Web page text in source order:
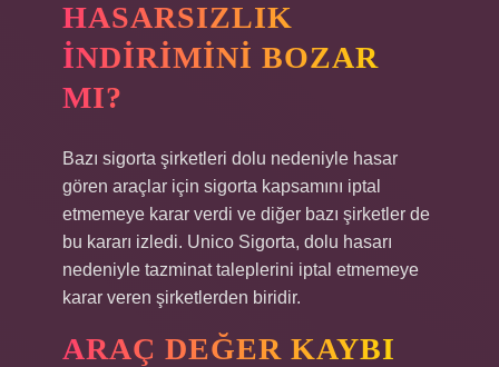
HASARSIZLIK
INDIRIMINI BOZAR
MI?
Bazı sigorta şirketleri dolu nedeniyle hasar
gören araçlar için sigorta kapsamını iptal
etmemeye karar verdi ve diğer bazı şirketler de
bu kararı izledi. Unico Sigorta, dolu hasarı
nedeniyle tazminat taleplerini iptal etmemeye
karar veren şirketlerden biridir.
ARAÇ DEĞER KAYBI